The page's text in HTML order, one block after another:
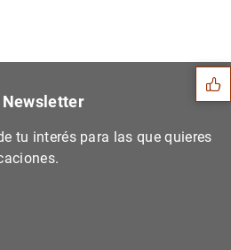
Sugerencias
tu interés para las que quieres